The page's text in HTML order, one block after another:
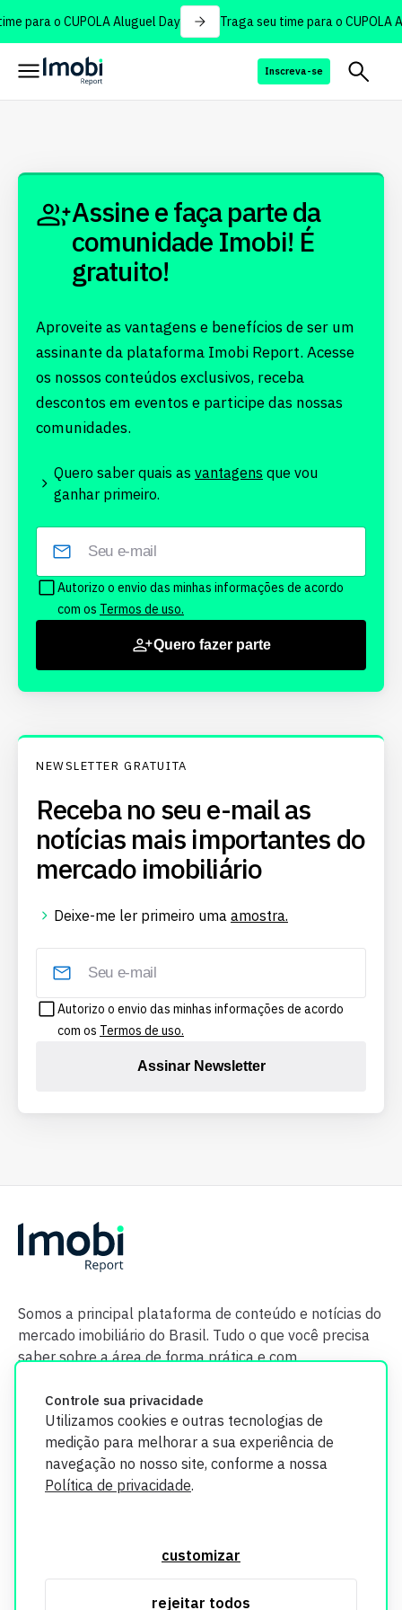
para o CUPOLA Aluguel Day Traga seu time para o CUPOLA
Inscreva-se
Controle sua privacidade
Utilizamos cookies e outras tecnologias de
medição para melhorar a sua experiência de
navegação no nosso site, conforme a nossa
Política de privacidade.
customizar
rejeitar todos
Assine e faça parte da
comunidade Imobi! É
gratuito!
Aproveite as vantagens e benefícios de ser um
assinante da plataforma Imobi Report. Acesse
os nossos conteúdos exclusivos, receba
descontos em eventos e participe das nossas
comunidades.
Quero saber quais as vantagens que vou
ganhar primeiro.
Autorizo o envio das minhas informações de acordo
com os Termos de uso.
Quero fazer parte
NEWSLETTER GRATUITA
Receba no seu e-mail as
notícias mais importantes do
mercado imobiliário
Deixe-me ler primeiro uma amostra.
Autorizo o envio das minhas informações de acordo
com os Termos de uso.
Assinar Newsletter
Somos a principal plataforma de conteúdo e notícias do
mercado imobiliário do Brasil. Tudo o que você precisa
saber sobre a área de forma prática e com
segurança. Todos os dados coletados em nosso site são
utilizados exclusivamente para fins de aprimoramento de
informações, consulte nossa Política de Privacidade.